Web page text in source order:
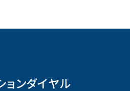
ョンダイヤル